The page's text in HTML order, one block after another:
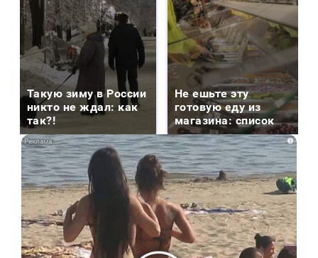
Такую зиму в России
никто не ждал: как
так?!
Не ешьте эту
готовую еду из
магазина: список
i